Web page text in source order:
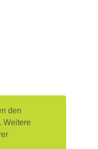
den
Weitere